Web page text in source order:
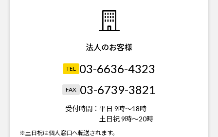
法人のお客様
TEL 03-6636-4323
FAX 03-6739-3821
受付時間： 平日 9時～18時
土日祝 9時～20時
※土日祝は個人窓口へ転送されます。